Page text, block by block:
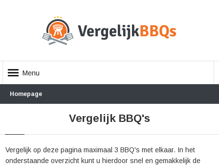
Menu
Homepage
Vergelijk BBQ's
Vergelijk op deze pagina maximaal 3 BBQ's met elkaar. In het
onderstaande overzicht kunt u hierdoor snel en gemakkelijk de